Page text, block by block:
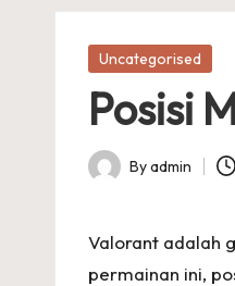
r
d
ti
p
Posted
Uncategorised
Posisi
Posted
Byadmin
Valorant adalah
permainan ini,